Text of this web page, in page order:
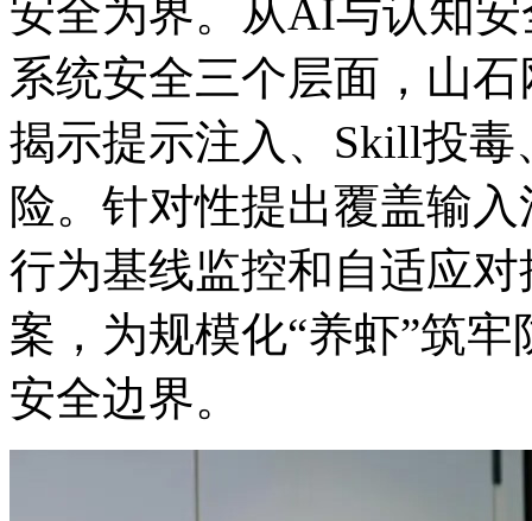
安全为界。从AI与认知安全
系统安全三个层面，
揭示提示注入、Skill投毒
险。针对性提出覆盖输入清
行为基线监控和自适应
案，为规模化“养虾”筑
安全边界。